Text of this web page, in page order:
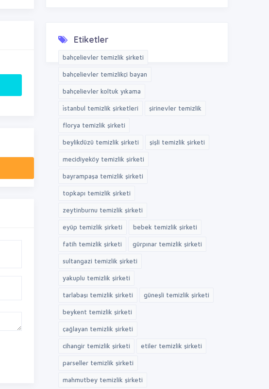
Etiketler
bahçelievler temizlik şirketi
bahçelievler temizlikçi bayan
bahçelievler koltuk yıkama
i̇stanbul temizlik şirketleri şirinevler temizlik
florya temizlik şirketi
beylikdüzü temizlik şirketi şişli temizlik şirketi
mecidiyeköy temizlik şirketi
bayrampaşa temizlik şirketi
topkapı temizlik şirketi
zeytinburnu temizlik şirketi
eyüp temizlik şirketi bebek temizlik şirketi
fatih temizlik şirketi gürpınar temizlik şirketi
sultangazi temizlik şirketi
yakuplu temizlik şirketi
tarlabaşı temizlik şirketi güneşli temizlik şirketi
beykent temizlik şirketi
çağlayan temizlik şirketi
cihangir temizlik şirketi etiler temizlik şirketi
parseller temizlik şirketi
mahmutbey temizlik şirketi